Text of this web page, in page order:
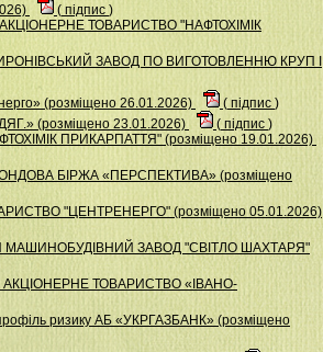
( підпис )
АКЦІОНЕРНЕ ТОВАРИСТВО "НАФТОХІМІК
ЗАВОД ПО ВИГОТОВЛЕННЮ КРУП І
(розміщено 26.01.2026)
( підпис )
(розміщено 23.01.2026)
(підпис )
ПРИКАРПАТТЯ" (розміщено 19.01.2026)
БІРЖА «ПЕРСПЕКТИВА» (розміщено
"ЦЕНТРЕНЕРГО" (розміщено 05.01.2026)
МАШИНОБУДІВНИЙ ЗАВОД "СВІТЛО ШАХТАРЯ"
АКЦІОНЕРНЕ ТОВАРИСТВО «ІВАНО-
ризику АБ «УКРГАЗБАНК» (розміщено